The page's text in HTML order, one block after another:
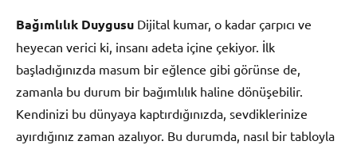
Bağımlılık Duygusu Dijital kumar, o kadar çarpıcı ve
heyecan verici ki, insanı adeta içine çekiyor. İlk
başladığınızda masum bir eğlence gibi görünse de,
zamanla bu durum bir bağımlılık haline dönüşebilir.
Kendinizi bu dünyaya kaptırdığınızda, sevdiklerinize
ayırdığınız zaman azalıyor. Bu durumda, nasıl bir tabloyla